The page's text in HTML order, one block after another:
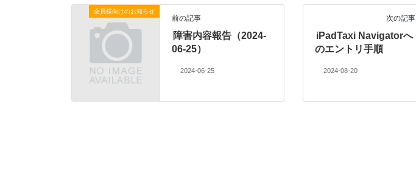
会員様向けのお知らせ
前の記事
障害内容報告（2024-
06-25）
2024-06-25
次の記事
iPadTaxi Navigatorへ
のエントリ手順
2024-08-20